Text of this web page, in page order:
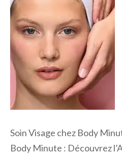
Soin Visage chez Body
Body Minute : Découvrez